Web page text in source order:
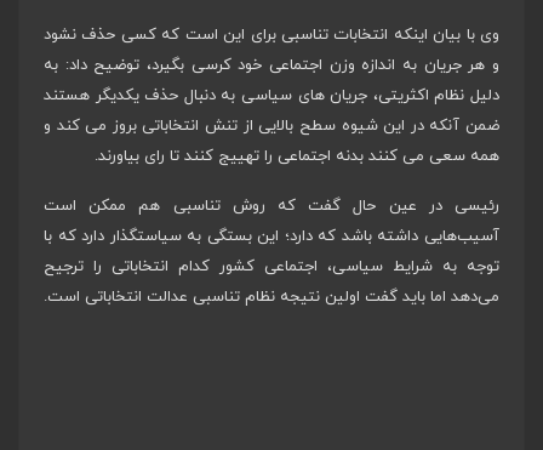
وی با بیان اینکه انتخابات تناسبی برای این است که کسی حذف نشود
و هر جریان به اندازه وزن اجتماعی خود کرسی بگیرد، توضیح داد: به
دلیل نظام اکثریتی، جریان های سیاسی به دنبال حذف یکدیگر هستند
ضمن آنکه در این شیوه سطح بالایی از تنش انتخاباتی بروز می کند و
همه سعی می کنند بدنه اجتماعی را تهییج کنند تا رای بیاورند.
رئیسی در عین حال گفت که روش تناسبی هم ممکن است
آسیب‌هایی داشته باشد که دارد؛ این بستگی به سیاستگذار دارد که با
توجه به شرایط سیاسی، اجتماعی کشور کدام انتخاباتی را ترجیح
می‌دهد اما باید گفت اولین نتیجه نظام تناسبی عدالت انتخاباتی است.